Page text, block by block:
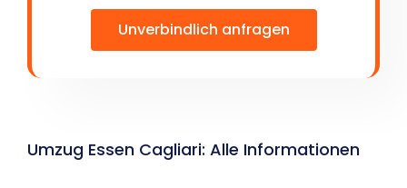
Unverbindlich anfragen
Umzug Essen Cagliari: Alle Informationen